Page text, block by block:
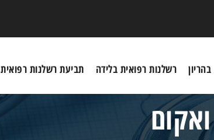
רשלנות רפואית בלידה תביעת רשלנות רפואית